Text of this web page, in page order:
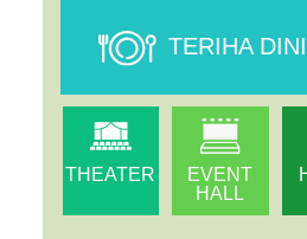
TERIHA
THEATER
EVENT
HALL